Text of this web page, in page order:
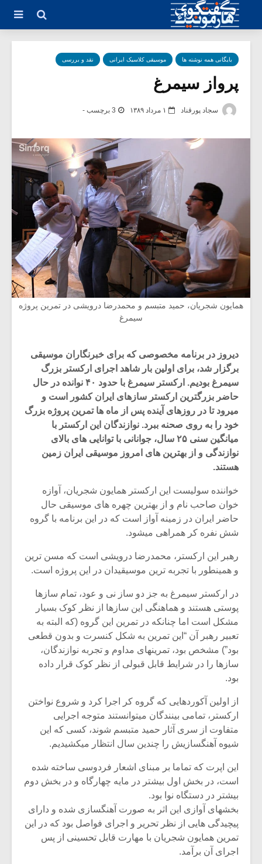
بایگانی همه نوشته ها موسیقی کلاسیک ایرانی نقد و بررسی
پرواز سیمرغ
سجاد پورقناد ۱ مرداد ۱۳۸۹ 3 برچسب -
همایون شجریان، حمید متبسم و محمدرضا درویشی در تمرین پروژه
سیمرغ
دیروز در برنامه مخصوصی که برای خبرنگاران موسیقی
برگزار شد، برای اولین بار شاهد اجرای ارکستر بزرگ
سیمرغ بودیم. ارکستر سیمرغ با حدود ۴۰ نوانده در حال
حاضر بزرگترین ارکستر سازهای ایران کشور است و
میرود تا در روزهای آینده پس از ماه ها تمرین پروژه بزرگ
خود را به روی صحنه ببرد. نوازندگان این ارکستر با
میانگین سنی ۲۵ سال، جوانانی با توانایی های بالای
نوازندگی و از بهترین های امروز موسیقی ایران زمین
هستند.
خواننده سولیست این ارکستر همایون شجریان، آوازه
خوان صاحب نام و از بهترین چهره های موسیقی حال
حاضر ایران در زمینه آواز است که در این برنامه با گروه
شش نفره کر همراهی میشود.
رهبر این ارکستر، محمدرضا درویشی است که مسن ترین
و همینطور با تجربه ترین موسیقیدان در این پروژه است.
در ارکستر سیمرغ به جز دو ساز نی و عود، تمام سازها
پوستی هستند و هماهنگی این سازها از نظر کوک بسیار
مشکل است اما چنانکه در تمرین این گروه (که البته به
تعبیر رهبر آن “این تمرین به شکل کنسرت و بدون قطعی
بود”) مشخص بود، تمرینهای مداوم و تجربه نوازندگان،
سازها را در شرایط قابل قبولی از نظر کوک قرار داده
بود.
از اولین آکوردهایی که گروه کر اجرا کرد و شروع نواختن
ارکستر، تمامی بینندگان میتوانستند متوجه اجرایی
متفاوت از سری آثار حمید متبسم شوند، کسی که این
شیوه آهنگسازیش را چندین سال انتظار میکشیدیم.
این اپرت که تماما بر مبنای اشعار فردوسی ساخته شده
است، در بخش اول بیشتر در مایه چهارگاه و در بخش دوم
بیشتر در دستگاه نوا بود.
بخشهای آوازی این اثر به صورت آهنگسازی شده و دارای
پیچیدگی هایی از نظر تحریر و اجرای فواصل بود که در این
تمرین همایون شجریان با مهارت قابل تحسینی از پس
اجرای آن برآمد.
میکلوش روژا
یادداشتی بر موسیقی
متن فیلم «متری
شیش و نیم»
اگر نمی توانی
مشهورترین باشی،
موریس ژار
دوره
موسیقی
سکانسی